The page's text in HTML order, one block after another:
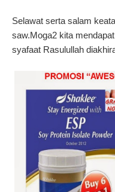
Selawat serta salam
saw.Moga2 kita mendapat
syafaat Rasulullah